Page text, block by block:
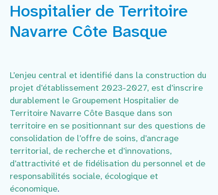
Nous rejoindre
Faire un don
Hospitalier de Territoire
Navarre Côte Basque
L’enjeu central et identifié dans la construction du
projet d’établissement 2023-2027, est d’inscrire
durablement le Groupement Hospitalier de
Territoire Navarre Côte Basque dans son
territoire en se positionnant sur des questions de
consolidation de l’offre de soins, d’ancrage
territorial, de recherche et d’innovations,
d’attractivité et de fidélisation du personnel et de
responsabilités sociale, écologique et
économique.